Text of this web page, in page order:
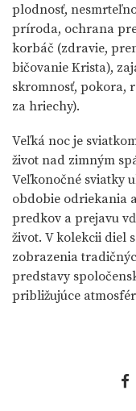
plodnosť,
príroda, ochrana
korbáč (zdravie,
bičovanie Krista),
skromnosť, pokora,
za hriechy).
Veľká noc je
život nad zimným
Veľkonočné sviatky
obdobie odriekania
predkov a prejavu
život. V kolekcii diel
zobrazenia
predstavy
približujúce